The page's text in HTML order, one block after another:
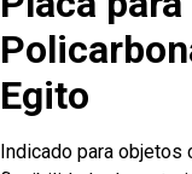
Egito
Indicado para